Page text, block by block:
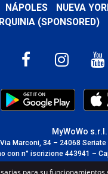
NÁPOLES NUEVA
(SPONSORED)
MyWoWo s.r.l.
Via Marconi, 34 – 24068
con n° iscrizione 443941 –
para su